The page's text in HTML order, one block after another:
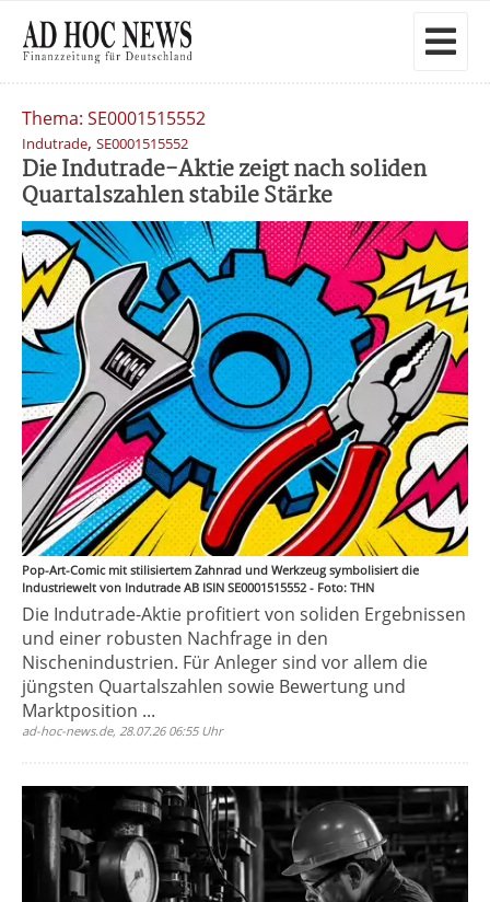
Thema: SE0001515552
Indutrade, SE0001515552
Die Indutrade-Aktie zeigt nach soliden
Quartalszahlen stabile Stärke
Pop-Art-Comic mit stilisiertem Zahnrad und Werkzeug symbolisiert die
Industriewelt von Indutrade AB ISIN SE0001515552 - Foto: THN
Die Indutrade-Aktie profitiert von soliden Ergebnissen
und einer robusten Nachfrage in den
Nischenindustrien. Für Anleger sind vor allem die
jüngsten Quartalszahlen sowie Bewertung und
Marktposition ...
ad-hoc-news.de, 28.07.26 06:55 Uhr